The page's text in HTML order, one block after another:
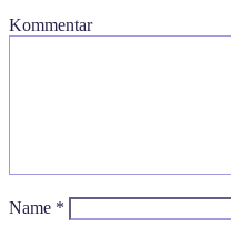
Kommentar
Name *